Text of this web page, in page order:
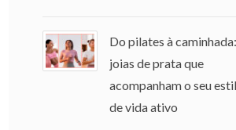
Do pilates à
joias de prata que
acompanham o seu
de vida ativo